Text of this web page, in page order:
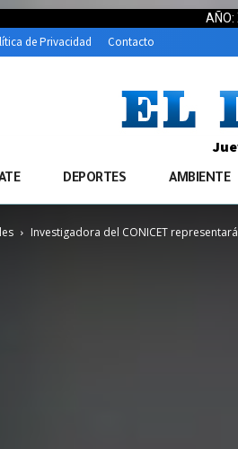
AÑO:
de Privacidad Contacto
DEPORTES AMBIENTE
Investigadora del CONICET